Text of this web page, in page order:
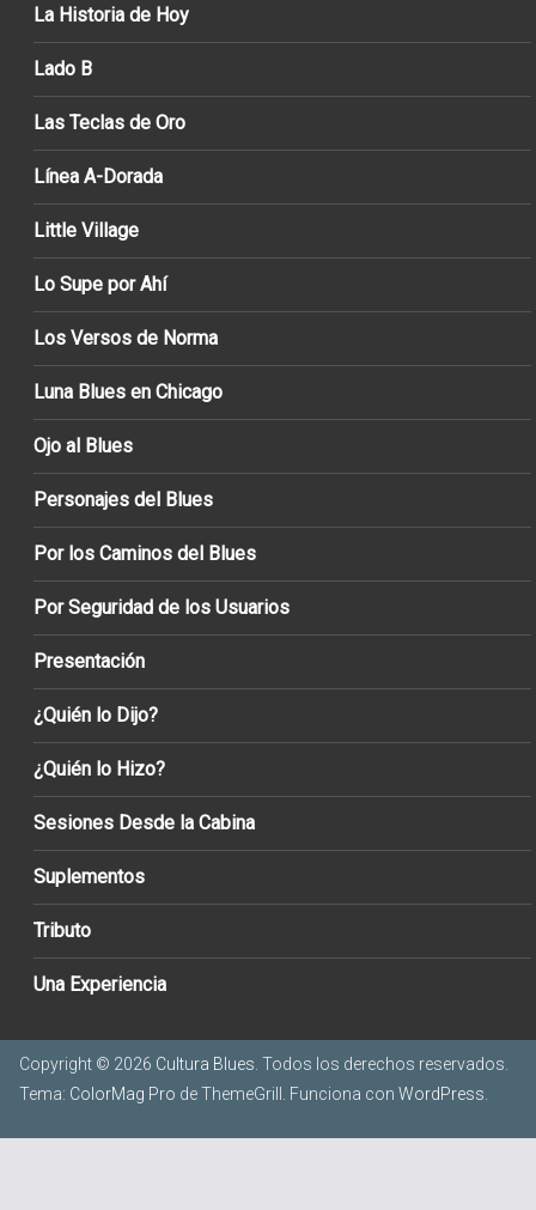
La Historia de Hoy
Lado B
Las Teclas de Oro
Línea A-Dorada
Little Village
Lo Supe por Ahí
Los Versos de Norma
Luna Blues en Chicago
Ojo al Blues
Personajes del Blues
Por los Caminos del Blues
Por Seguridad de los Usuarios
Presentación
¿Quién lo Dijo?
¿Quién lo Hizo?
Sesiones Desde la Cabina
Suplementos
Tributo
Una Experiencia
Copyright © 2026 Cultura Blues . Todos los derechos reservados.
Tema: ColorMag Pro de ThemeGrill. Funciona con WordPress